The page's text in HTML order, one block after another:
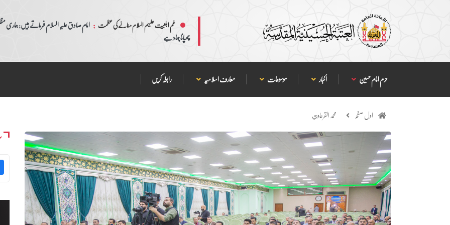
غم اہلبیت علیہم السلام منانے کی عظمت : امام صادق علیہ السلام فرماتے ہیں: ہماری
چھپانا جہاد ہے
حرم امام حسین أخبار موسوعات معارف اسلامیہ رابطہ کریں
اول صفحہ محمد القرعاوي